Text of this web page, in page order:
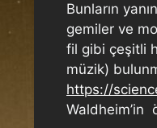
Bunların
gemiler ve
fil gibi çeşitli
müzik)
https://
Waldheim’in